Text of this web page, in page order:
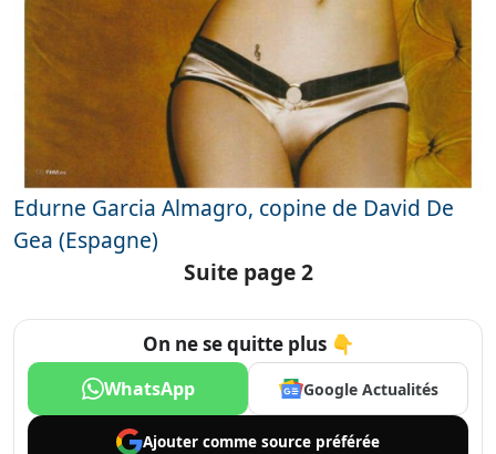
Edurne Garcia Almagro, copine de David De
Gea (Espagne)
Suite page 2
On ne se quitte plus 👇
WhatsApp Google Actualités
Ajouter comme source préférée